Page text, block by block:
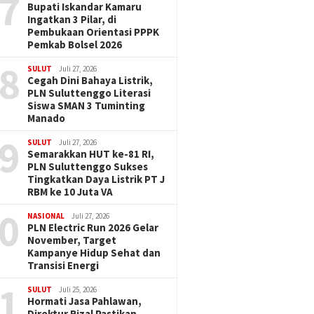
Bupati Iskandar Kamaru
Ingatkan 3 Pilar, di
Pembukaan Orientasi PPPK
Pemkab Bolsel 2026
SULUT Juli 27, 2026
Cegah Dini Bahaya Listrik,
PLN Suluttenggo Literasi
Siswa SMAN 3 Tuminting
Manado
SULUT Juli 27, 2026
Semarakkan HUT ke-81 RI,
PLN Suluttenggo Sukses
Tingkatkan Daya Listrik PT J
RBM ke 10 Juta VA
NASIONAL Juli 27, 2026
PLN Electric Run 2026 Gelar
November, Target
Kampanye Hidup Sehat dan
Transisi Energi
SULUT Juli 25, 2026
Hormati Jasa Pahlawan,